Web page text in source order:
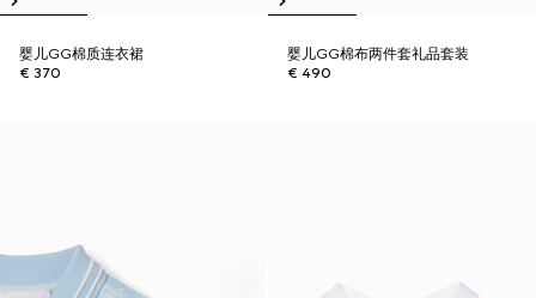
婴儿GG棉质连衣裙
€ 370
婴儿GG棉布两件套礼品套装
€ 490